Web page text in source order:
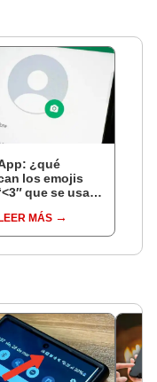
¿qué
los emojis
que se usan
LEER MÁS